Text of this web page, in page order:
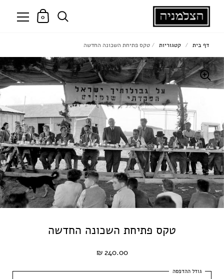
0
טקס פתיחת השכונה החדשה
240.00 ₪
דף בית / קטגוריות / טקס פתיחת השכונה החדשה